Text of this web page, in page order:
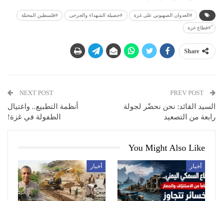
#العدوان الصهيوني على غزة #حصيلة الشهداء والجرحى
ُ#قطاع غزة
Share
السيد القائد: نحن نحضّر لجولة
رابعة من التصعيد
NEXT POST
أنظمة التطبيع.. واغتيال
الطفولة في غزة!
You Might Also Like
أخبار أخبار